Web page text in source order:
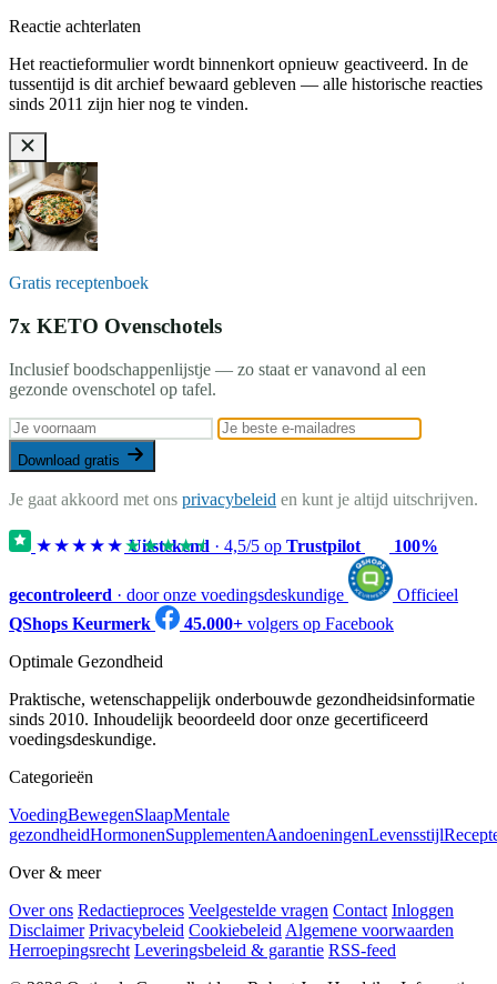
Reactie achterlaten
Het reactieformulier wordt binnenkort opnieuw geactiveerd. In de
tussentijd is dit archief bewaard gebleven — alle historische reacties
sinds 2011 zijn hier nog te vinden.
Gratis receptenboek
7x KETO Ovenschotels
Inclusief boodschappenlijstje — zo staat er vanavond al een
gezonde ovenschotel op tafel.
Download gratis
Je gaat akkoord met ons privacybeleid en kunt je altijd uitschrijven.
★★★★★★★★★★
Uitstekend · 4,5/5 op Trustpilot 100%
gecontroleerd · door onze voedingsdeskundige
Officieel
QShops Keurmerk
45.000+ volgers op Facebook
Optimale Gezondheid
Praktische, wetenschappelijk onderbouwde gezondheidsinformatie
sinds 2010. Inhoudelijk beoordeeld door onze gecertificeerd
voedingsdeskundige.
Categorieën
VoedingBewegenSlaapMentale
gezondheidHormonenSupplementenAandoeningenLevensstijl
Over & meer
Over ons Redactieproces Veelgestelde vragen Contact Inloggen
Disclaimer Privacybeleid Cookiebeleid Algemene voorwaarden
Herroepingsrecht Leveringsbeleid & garantie RSS-feed